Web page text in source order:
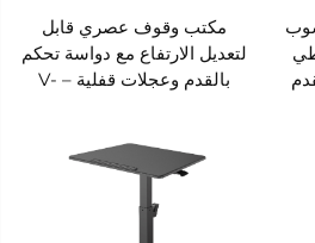
مكتب وقوف عصري قابل
لتعديل الارتفاع مع دواسة تحكم
بالقدم وعجلات قفلية – V-